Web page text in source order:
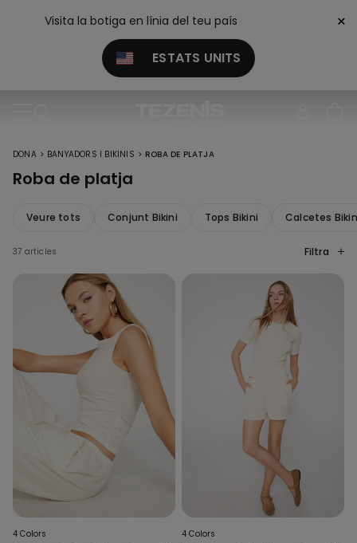
Visita la botiga en línia del teu país
ESTATS UNITS
×
DONA > BANYADORS I BIKINIS > ROBA DE PLATJA
Roba de platja
Veure tots Conjunt Bikini Tops Bikini Calcetes
37 articles Filtra
4 Colors 4 Colors